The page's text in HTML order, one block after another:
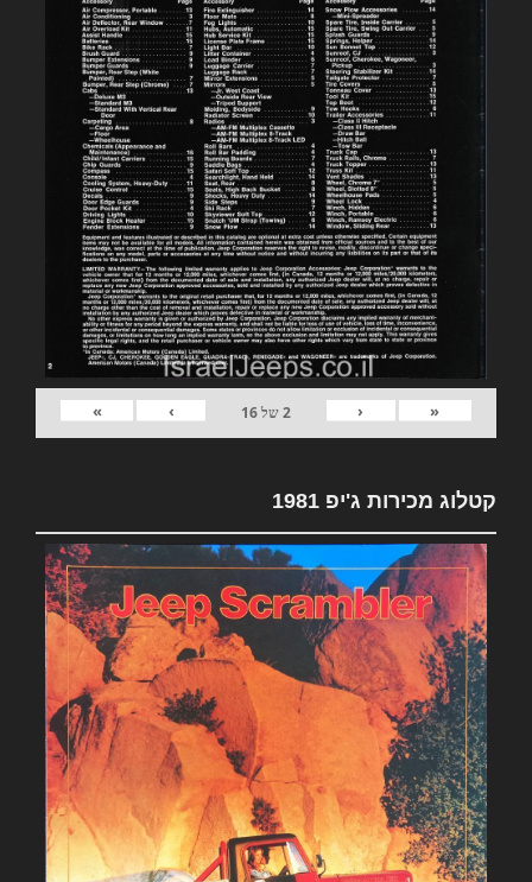
«
‹
2של16
›
»
קטלוג מכירות ג'יפ 1981